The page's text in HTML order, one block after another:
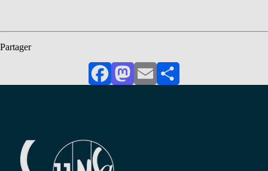
Partager
FacebookMastodon
EmailPartager